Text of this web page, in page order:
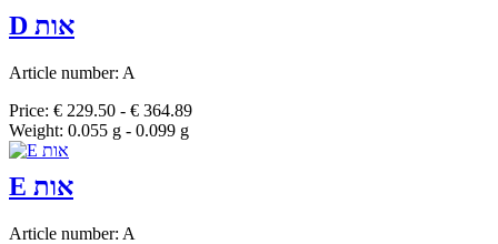
D אות
Article number: A
Price: € 229.50 - € 364.89
Weight: 0.055 g - 0.099 g
E אות
Article number: A